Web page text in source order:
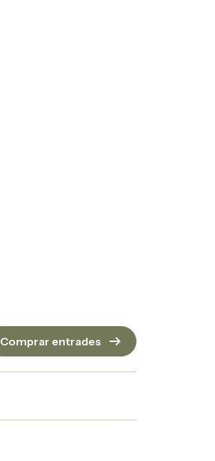
Comprar entrades arrow_right_alt